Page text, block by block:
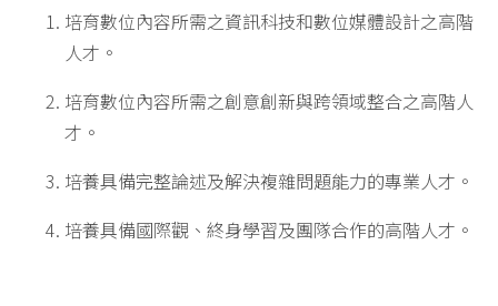
培育數位內容所需之資訊科技和數位媒體設計之高階
人才。
培育數位內容所需之創意創新與跨領域整合之高階人
才。
培養具備完整論述及解決複雜問題能力的專業人才。
培養具備國際觀、終身學習及團隊合作的高階人才。